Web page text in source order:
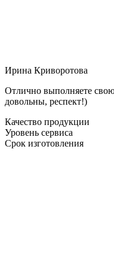
Ирина Криворотова
Отлично выполняете свою
довольны, респект!)
Качество продукции
Уровень сервиса
Срок изготовления